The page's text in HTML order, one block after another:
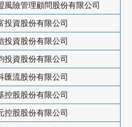
風險管理顧問股份有限公司
投資股份有限公司
投資股份有限公司
投資股份有限公司
匯流股份有限公司
控股股份有限公司
控股股份有限公司